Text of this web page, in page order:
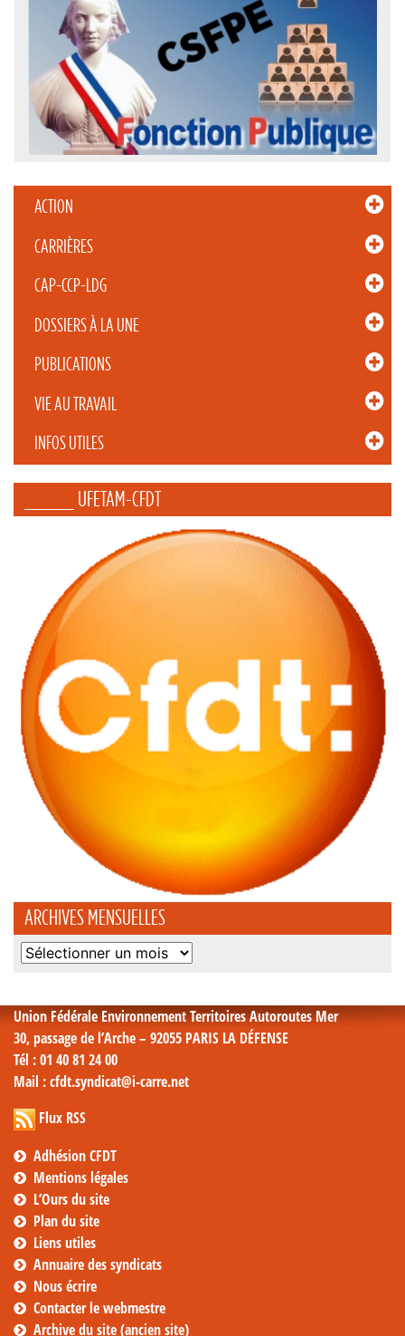
ACTION
CARRIÈRES
CAP-CCP-LDG
DOSSIERS À LA UNE
PUBLICATIONS
VIE AU TRAVAIL
INFOS UTILES
_____ UFETAM-CFDT
ARCHIVES MENSUELLES
Archives
Union Fédérale Environnement Territoires Autoroutes Mer
30, passage de l’Arche – 92055 PARIS LA DÉFENSE
Tél : 01 40 81 24 00
Mail : cfdt.syndicat@i-carre.net
Flux RSS
Adhésion CFDT
Mentions légales
L’Ours du site
Plan du site
Liens utiles
Annuaire des syndicats
Nous écrire
Contacter le webmestre
Archive du site (ancien site)